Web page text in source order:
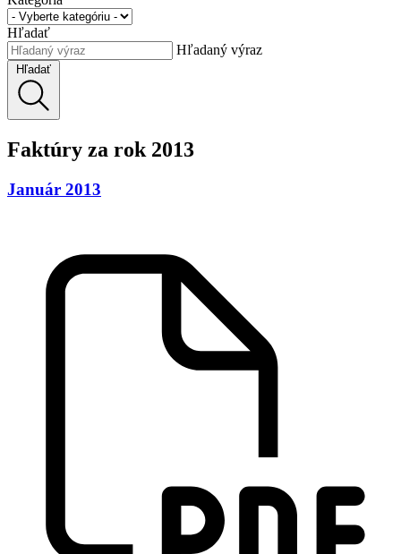
Hľadať
Hľadaný výraz
Hľadať
Faktúry za rok 2013
Január 2013